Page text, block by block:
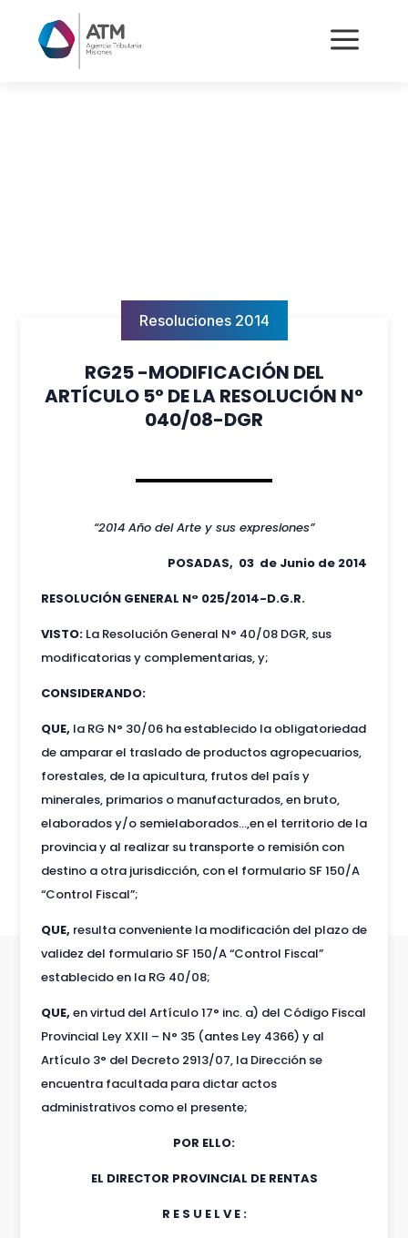
a
Resoluciones 2014
RG25 -MODIFICACIÓN DEL
ARTÍCULO 5° DE LA RESOLUCIÓN N°
040/08-DGR
“2014 Año del Arte y sus expresiones”
POSADAS, 03 de Junio de 2014
RESOLUCIÓN GENERAL N° 025/2014-D.G.R.
VISTO:La Resolución General N° 40/08 DGR, sus
modificatorias y complementarias, y;
CONSIDERANDO:
QUE, la RG N° 30/06 ha establecido la obligatoriedad
de amparar el traslado de productos agropecuarios,
forestales, de la apicultura, frutos del país y
minerales, primarios o manufacturados, en bruto,
elaborados y/o semielaborados…,en el territorio de la
provincia y al realizar su transporte o remisión con
destino a otra jurisdicción, con el formulario SF 150/A
“Control Fiscal”;
QUE, resulta conveniente la modificación del plazo de
validez del formulario SF 150/A “Control Fiscal”
establecido en la RG 40/08;
QUE, en virtud del Artículo 17° inc. a) del Código Fiscal
Provincial Ley XXII – N° 35 (antes Ley 4366) y al
Artículo 3° del Decreto 2913/07, la Dirección se
encuentra facultada para dictar actos
administrativos como el presente;
POR ELLO:
EL DIRECTOR PROVINCIAL DE RENTAS
R E S U E L V E :